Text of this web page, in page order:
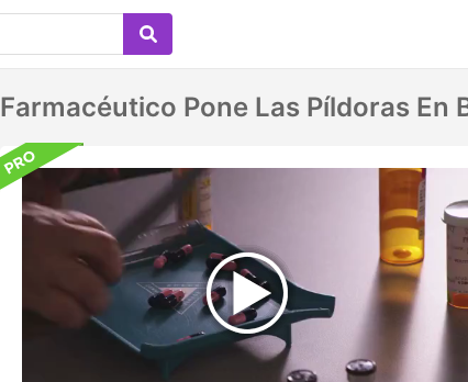
Farmacéutico Pone Las Píldoras En